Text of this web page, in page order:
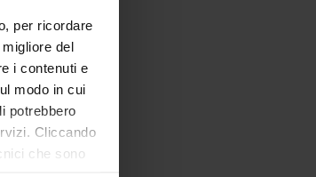
per ricordare
del
i contenuti e
modo in cui
potrebbero
Cliccando
che sono